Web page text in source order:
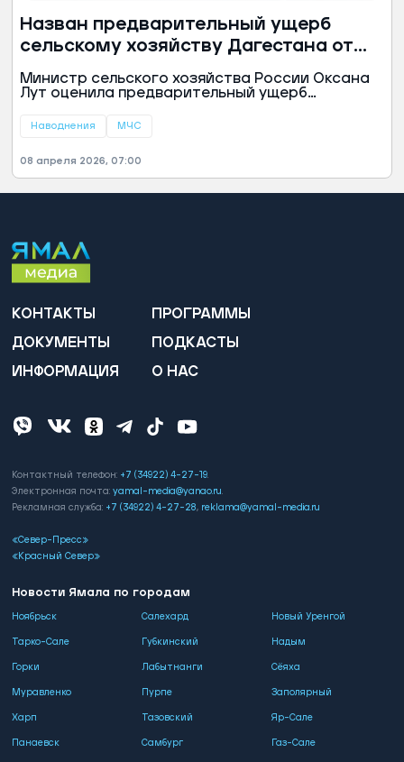
Назван предварительный ущерб
сельскому хозяйству Дагестана от
паводка
Министр сельского хозяйства России Оксана
Лут оценила предварительный ущерб
По ее данным, речь идет о цифре 660
Наводнения МЧС
08 апреля 2026, 07:00
КОНТАКТЫ
ДОКУМЕНТЫ
ИНФОРМАЦИЯ
ПРОГРАММЫ
ПОДКАСТЫ
О НАС
Контактный телефон: +7 (34922) 4-27-19.
Электронная почта: yamal-media@yanao.ru.
Рекламная служба: +7 (34922) 4-27-28, reklama@yamal-media.ru
«Север-Пресс»
«Красный Север»
Новости Ямала по городам
Ноябрьск Салехард Новый Уренгой
Тарко-Сале Губкинский Надым
Горки Лабытнанги Сёяха
Муравленко Пурпе Заполярный
Харп Тазовский Яр-Сале
Панаевск Самбург Газ-Сале